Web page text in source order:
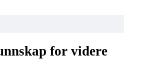
for videre